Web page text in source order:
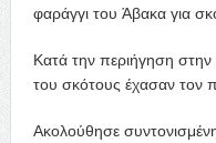
φαράγγι του Άβακα για
Κατά την περιήγηση
του σκότους έχασαν τον
Ακολούθησε